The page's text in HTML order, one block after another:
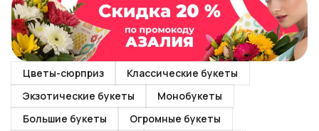
Цветы-сюрприз
Классические букеты
Экзотические букеты
Монобукеты
Большие букеты
Огромные букеты